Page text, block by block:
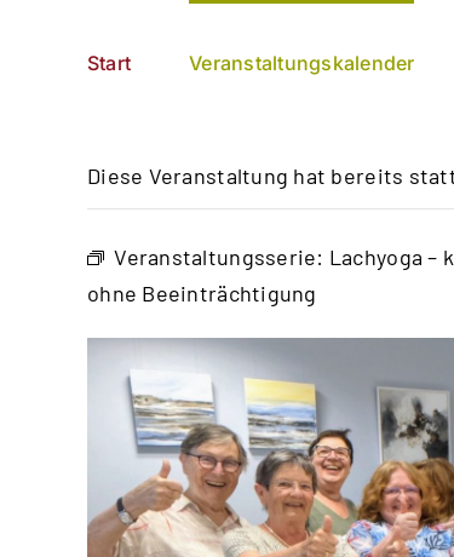
Start Veranstaltungskalender
Diese Veranstaltung hat bereits
Veranstaltungsserie: Lachyoga –
ohne Beeinträchtigung